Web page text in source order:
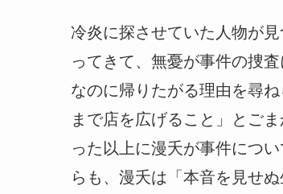
冷炎に探させていた人物が
ってきて、無憂が事件の捜
なのに帰りたがる理由を尋
まで店を広げること」とご
った以上に漫夭が事件につ
らも、漫夭は「本音を見せ